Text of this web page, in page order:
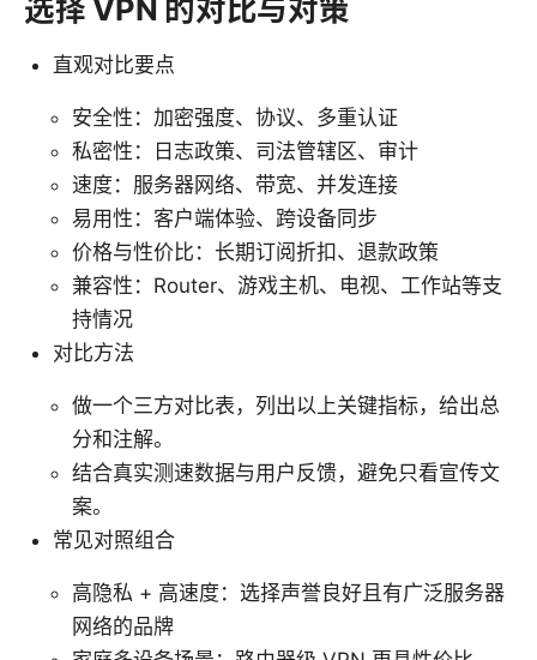
选择 VPN 的对比与对策
直观对比要点
安全性：加密强度、协议、多重认证
私密性：日志政策、司法管辖区、审计
速度：服务器网络、带宽、并发连接
易用性：客户端体验、跨设备同步
价格与性价比：长期订阅折扣、退款政策
兼容性：Router、游戏主机、电视、工作站等支
持情况
对比方法
做一个三方对比表，列出以上关键指标，给出总
分和注解。
结合真实测速数据与用户反馈，避免只看宣传文
案。
常见对照组合
高隐私 + 高速度：选择声誉良好且有广泛服务器
网络的品牌